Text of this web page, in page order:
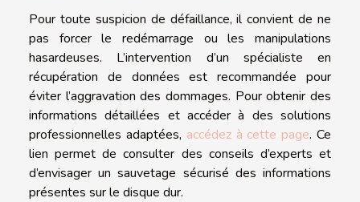
Pour toute suspicion de défaillance, il convient de ne
pas forcer le redémarrage ou les manipulations
hasardeuses. L’intervention d’un spécialiste en
récupération de données est recommandée pour
éviter l’aggravation des dommages. Pour obtenir des
informations détaillées et accéder à des solutions
professionnelles adaptées, accédez à cette page. Ce
lien permet de consulter des conseils d’experts et
d’envisager un sauvetage sécurisé des informations
présentes sur le disque dur.